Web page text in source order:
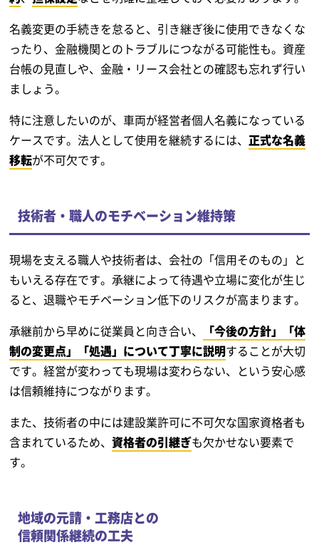
名義変更の手続きを怠ると、引き継ぎ後に使用できなくな
ったり、金融機関とのトラブルにつながる可能性も。資産
台帳の見直しや、金融・リース会社との確認も忘れず行い
ましょう。
特に注意したいのが、車両が経営者個人名義になっている
ケースです。法人として使用を継続するには、 正式な名義
移転が不可欠です。
技術者・職人のモチベーション維持策
現場を支える職人や技術者は、会社の「信用そのもの」と
もいえる存在です。承継によって待遇や立場に変化が生じ
ると、退職やモチベーション低下のリスクが高まります。
承継前から早めに従業員と向き合い、
「今後の方針」「体
制の変更点」「処遇」について丁寧に説明することが大切
です。経営が変わっても現場は変わらない、という安心感
は信頼維持につながります。
また、技術者の中には建設業許可に不可欠な国家資格者も
含まれているため、資格者の引継ぎも欠かせない要素で
す。
地域の元請・工務店との
信頼関係継続の工夫